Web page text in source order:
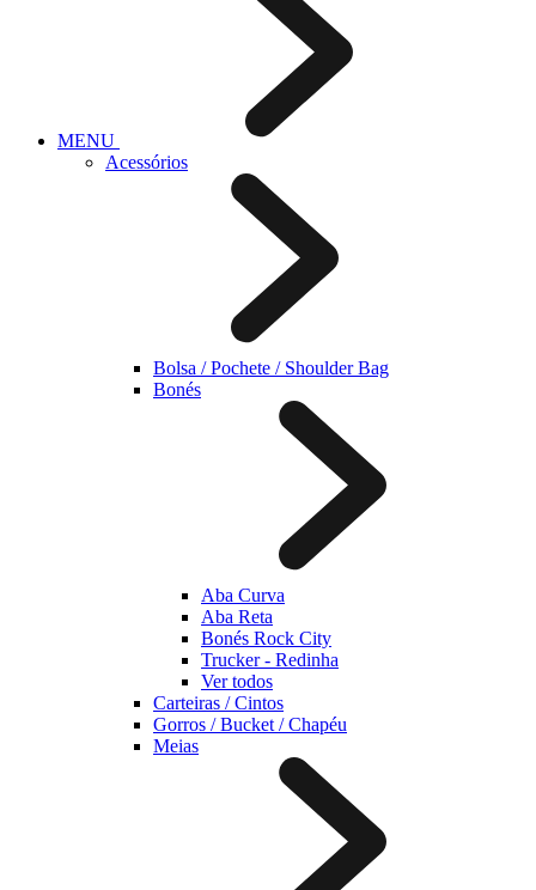
MENU
Acessórios
Bolsa / Pochete / Shoulder Bag
Bonés
Aba Curva
Aba Reta
Bonés Rock City
Trucker - Redinha
Ver todos
Carteiras / Cintos
Gorros / Bucket / Chapéu
Meias